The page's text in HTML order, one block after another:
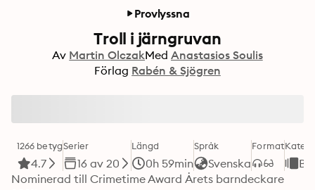
Provlyssna
Troll i järngruvan
Av Martin OlczakMed Anastasios Soulis
Förlag Rabén & Sjögren
1266 betyg
4.7
Serier
16 av 20
Längd
0h 59min
Språk
Svenska
Format
Nominerad till Crimetime Award Årets barndeckare